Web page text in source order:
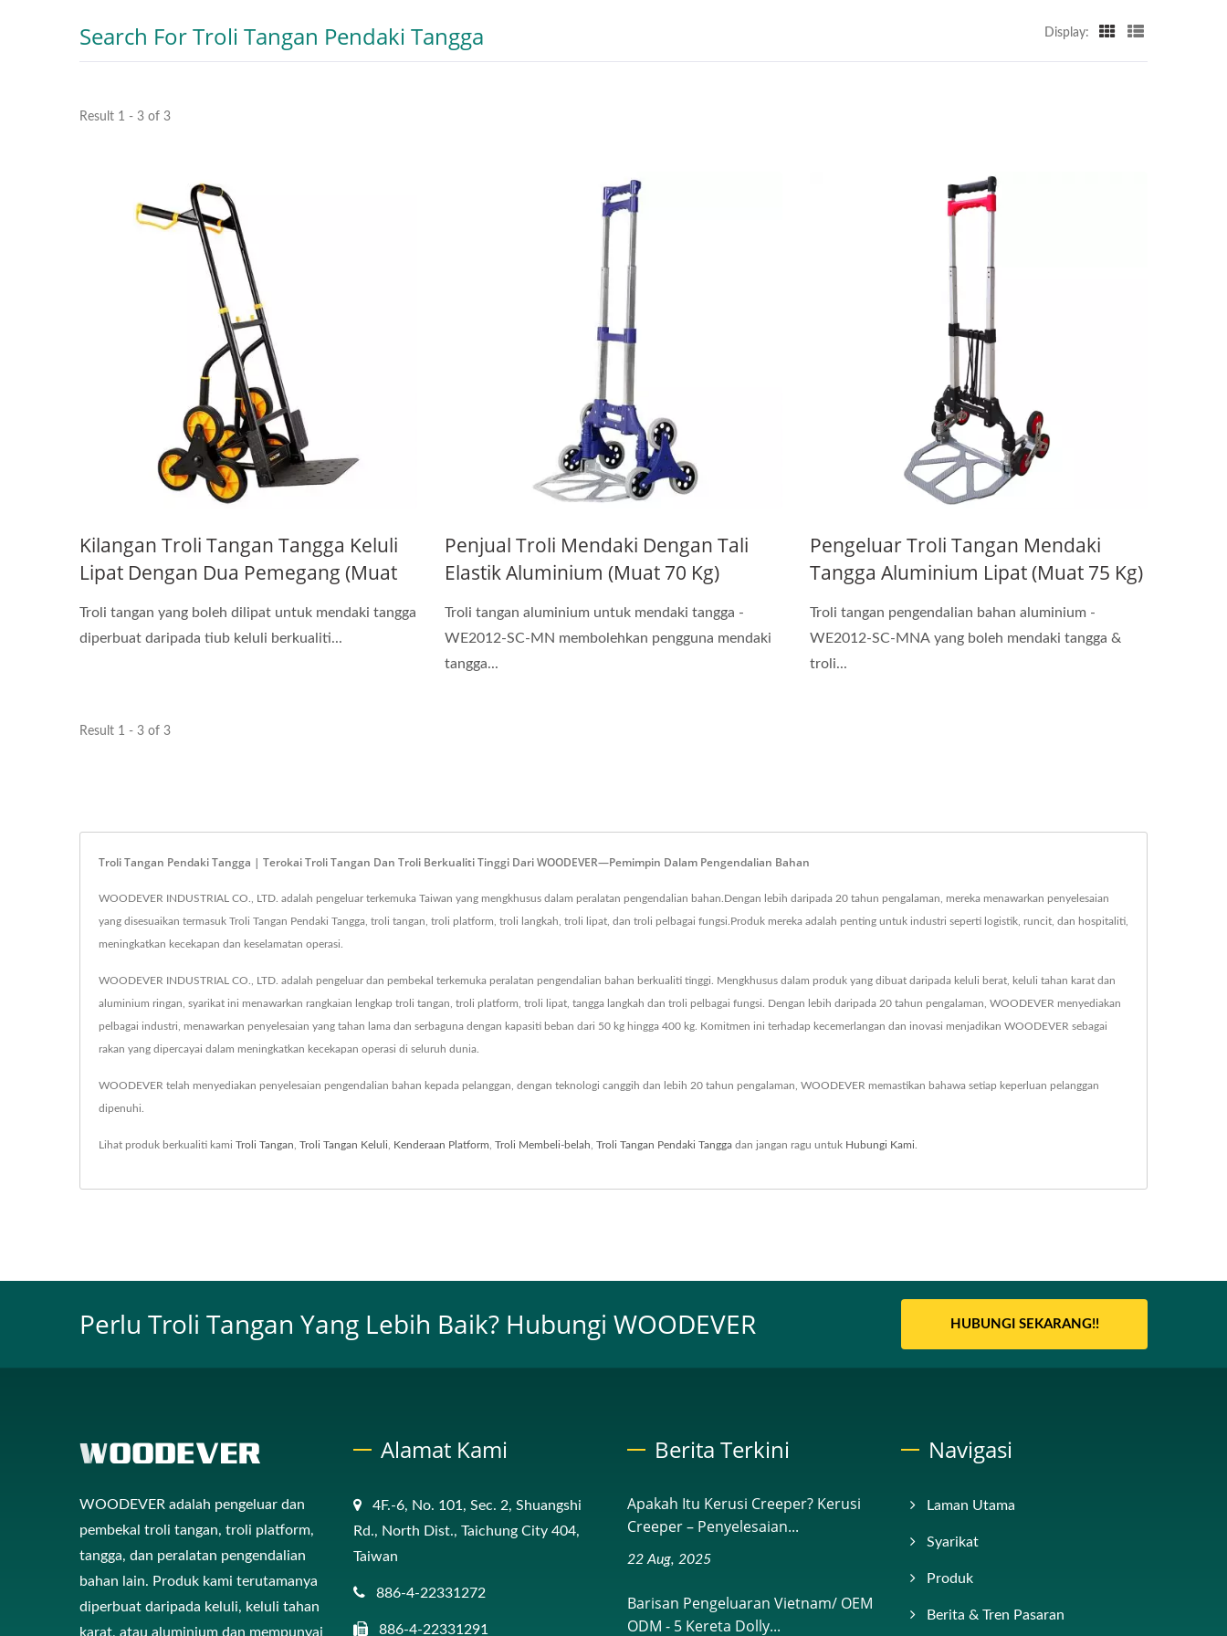
Search For Troli Tangan Pendaki Tangga Display:
Result 1 - 3 of 3
Kilangan Troli Tangan Tangga Keluli
Lipat Dengan Dua Pemegang (Muat
Troli tangan yang boleh dilipat untuk mendaki tangga
diperbuat daripada tiub keluli berkualiti...
Penjual Troli Mendaki Dengan Tali
Elastik Aluminium (Muat 70 Kg)
Troli tangan aluminium untuk mendaki tangga -
WE2012-SC-MN membolehkan pengguna mendaki
tangga...
Pengeluar Troli Tangan Mendaki
Tangga Aluminium Lipat (Muat 75 Kg)
Troli tangan pengendalian bahan aluminium -
WE2012-SC-MNA yang boleh mendaki tangga &
troli...
Result 1 - 3 of 3
Troli Tangan Pendaki Tangga | Terokai Troli Tangan Dan Troli Berkualiti Tinggi Dari WOODEVER—Pemimpin Dalam Pengendalian Bahan
WOODEVER INDUSTRIAL CO., LTD. adalah pengeluar terkemuka Taiwan yang mengkhusus dalam peralatan pengendalian bahan.Dengan lebih daripada 20 tahun pengalaman, mereka menawarkan penyelesaian
yang disesuaikan termasuk Troli Tangan Pendaki Tangga, troli tangan, troli platform, troli langkah, troli lipat, dan troli pelbagai fungsi.Produk mereka adalah penting untuk industri seperti logistik, runcit, dan hospitaliti,
meningkatkan kecekapan dan keselamatan operasi.
WOODEVER INDUSTRIAL CO., LTD. adalah pengeluar dan pembekal terkemuka peralatan pengendalian bahan berkualiti tinggi. Mengkhusus dalam produk yang dibuat daripada keluli berat, keluli tahan karat dan
aluminium ringan, syarikat ini menawarkan rangkaian lengkap troli tangan, troli platform, troli lipat, tangga langkah dan troli pelbagai fungsi. Dengan lebih daripada 20 tahun pengalaman, WOODEVER menyediakan
pelbagai industri, menawarkan penyelesaian yang tahan lama dan serbaguna dengan kapasiti beban dari 50 kg hingga 400 kg. Komitmen ini terhadap kecemerlangan dan inovasi menjadikan WOODEVER sebagai
rakan yang dipercayai dalam meningkatkan kecekapan operasi di seluruh dunia.
WOODEVER telah menyediakan penyelesaian pengendalian bahan kepada pelanggan, dengan teknologi canggih dan lebih 20 tahun pengalaman, WOODEVER memastikan bahawa setiap keperluan pelanggan
dipenuhi.
Lihat produk berkualiti kami Troli Tangan Troli Tangan Keluli Kenderaan Platform Troli Membeli-belah Troli Tangan Pendaki Tangga dan jangan ragu untuk Hubungi Kami
Perlu Troli Tangan Yang Lebih Baik? Hubungi WOODEVER HUBUNGI SEKARANG!!
WOODEVER adalah pengeluar dan
pembekal troli tangan, troli platform,
tangga, dan peralatan pengendalian
bahan lain. Produk kami terutamanya
diperbuat daripada keluli, keluli tahan
karat, atau aluminium dan mempunyai
Alamat Kami
4F.-6, No. 101, Sec. 2, Shuangshi
Rd., North Dist., Taichung City 404,
Taiwan
886-4-22331272
886-4-22331291
Berita Terkini
Apakah Itu Kerusi Creeper? Kerusi
Creeper – Penyelesaian...
22 Aug, 2025
Barisan Pengeluaran Vietnam/ OEM
ODM - 5 Kereta Dolly...
Navigasi
Laman Utama
Syarikat
Produk
Berita & Tren Pasaran